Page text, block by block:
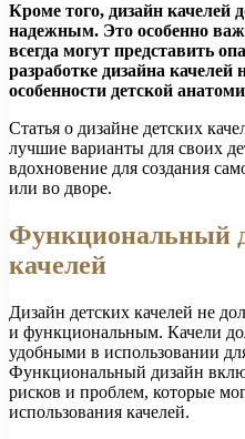
Кроме того, дизайн качелей
надежным. Это особенно
всегда могут представить
разработке дизайна
особенности детской
Статья о дизайне детских
лучшие варианты для своих
вдохновение для создания
или во дворе.
Функциональный
качелей
Дизайн детских качелей не
и функциональным. Качели
удобными в использовании
Функциональный дизайн
рисков и проблем, которые
использования качелей.